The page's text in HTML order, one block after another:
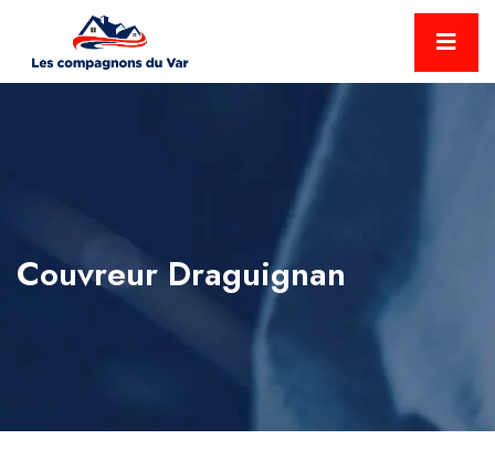
Couvreur Draguignan